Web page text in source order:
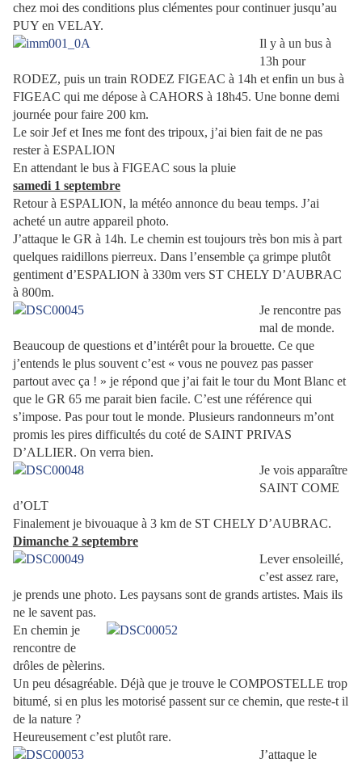
chez moi des conditions plus clémentes pour continuer jusqu’au
PUY en VELAY.
Il y à un bus à
13h pour
RODEZ, puis un train RODEZ FIGEAC à 14h et enfin un bus à
FIGEAC qui me dépose à CAHORS à 18h45. Une bonne demi
journée pour faire 200 km.
Le soir Jef et Ines me font des tripoux, j’ai bien fait de ne pas
rester à ESPALION
En attendant le bus à FIGEAC sous la pluie
samedi 1 septembre
Retour à ESPALION, la météo annonce du beau temps. J’ai
acheté un autre appareil photo.
J’attaque le GR à 14h. Le chemin est toujours très bon mis à part
quelques raidillons pierreux. Dans l’ensemble ça grimpe plutôt
gentiment d’ESPALION à 330m vers ST CHELY D’AUBRAC
à 800m.
Je rencontre pas
mal de monde.
Beaucoup de questions et d’intérêt pour la brouette. Ce que
j’entends le plus souvent c’est « vous ne pouvez pas passer
partout avec ça ! » je répond que j’ai fait le tour du Mont Blanc et
que le GR 65 me parait bien facile. C’est une référence qui
s’impose. Pas pour tout le monde. Plusieurs randonneurs m’ont
promis les pires difficultés du coté de SAINT PRIVAS
D’ALLIER. On verra bien.
Je vois apparaître
SAINT COME
d’OLT
Finalement je bivouaque à 3 km de ST CHELY D’AUBRAC.
Dimanche 2 septembre
Lever ensoleillé,
c’est assez rare,
je prends une photo. Les paysans sont de grands artistes. Mais ils
ne le savent pas.
En chemin je
rencontre de
drôles de pèlerins.
Un peu désagréable. Déjà que je trouve le COMPOSTELLE trop
bitumé, si en plus les motorisé passent sur ce chemin, que reste-t il
de la nature ?
Heureusement c’est plutôt rare.
J’attaque le